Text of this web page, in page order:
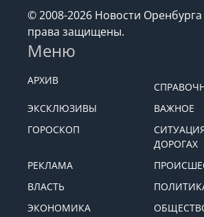
© 2008-2026 Новости
права защищены.
Меню
АРХИВ
ЭКСКЛЮЗИВЫ
ВАЖНОЕ
ГОРОСКОП
ДОРОГАХ
РЕКЛАМА
ВЛАСТЬ
ЭКОНОМИКА